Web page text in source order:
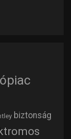
biztonság